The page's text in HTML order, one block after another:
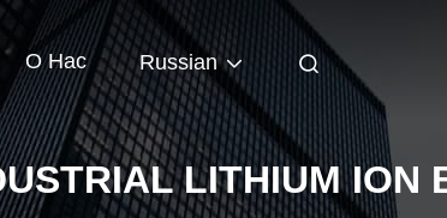
О Нас Russian
LITHIUM ION